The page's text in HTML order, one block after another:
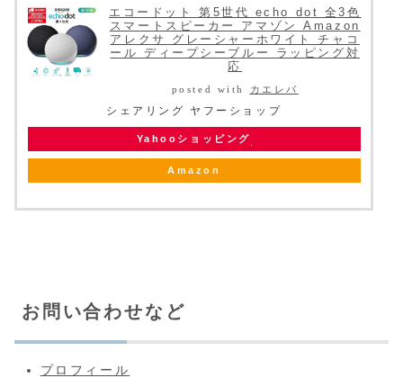
エコードット 第5世代 echo dot 全3色
スマートスピーカー アマゾン Amazon
アレクサ グレーシャーホワイト チャコ
ール ディープシーブルー ラッピング対
応
posted with カエレバ
シェアリング ヤフーショップ
Yahooショッピング
Amazon
お問い合わせなど
プロフィール